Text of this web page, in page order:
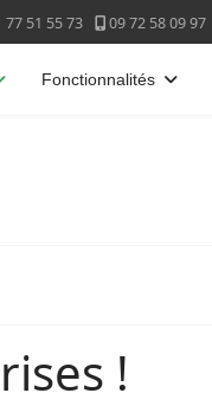
77 51 55 73 09 72 58 09 97
Fonctionnalités
!